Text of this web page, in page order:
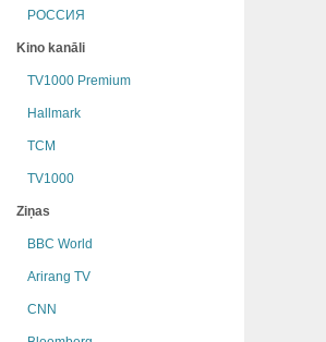
РОССИЯ
Kino kanāli
TV1000 Premium
Hallmark
TCM
TV1000
Ziņas
BBC World
Arirang TV
CNN